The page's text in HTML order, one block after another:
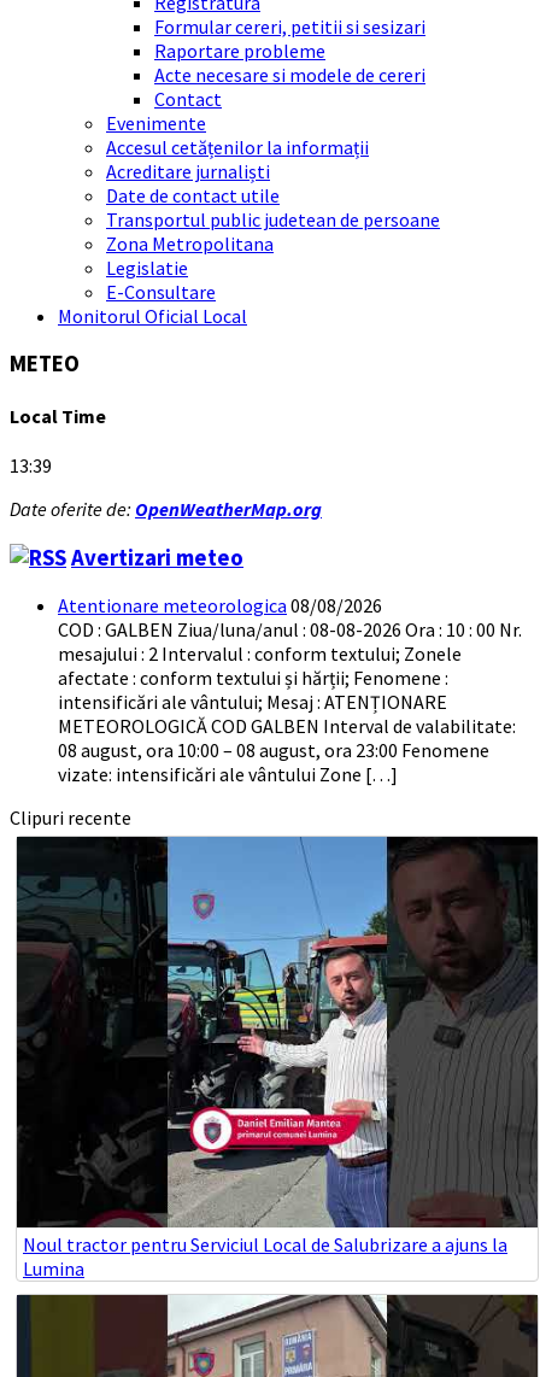
Formular cereri, petitii si sesizari
Raportare probleme
Acte necesare si modele de cereri
Contact
Evenimente
Accesul cetățenilor la informații
Acreditare jurnaliști
Date de contact utile
Transportul public judetean de persoane
Zona Metropolitana
Legislatie
E-Consultare
Monitorul Oficial Local
METEO
Local Time
13:39
Date oferite de: OpenWeatherMap.org
Avertizari meteo
Atentionare meteorologica 08/08/2026
COD : GALBEN Ziua/luna/anul : 08-08-2026 Ora : 10 : 00 Nr.
mesajului : 2 Intervalul : conform textului; Zonele
afectate : conform textului și hărții; Fenomene :
intensificări ale vântului; Mesaj : ATENȚIONARE
METEOROLOGICĂ COD GALBEN Interval de valabilitate:
08 august, ora 10:00 – 08 august, ora 23:00 Fenomene
vizate: intensificări ale vântului Zone […]
Clipuri recente
Noul tractor pentru Serviciul Local de Salubrizare a ajuns la
Lumina